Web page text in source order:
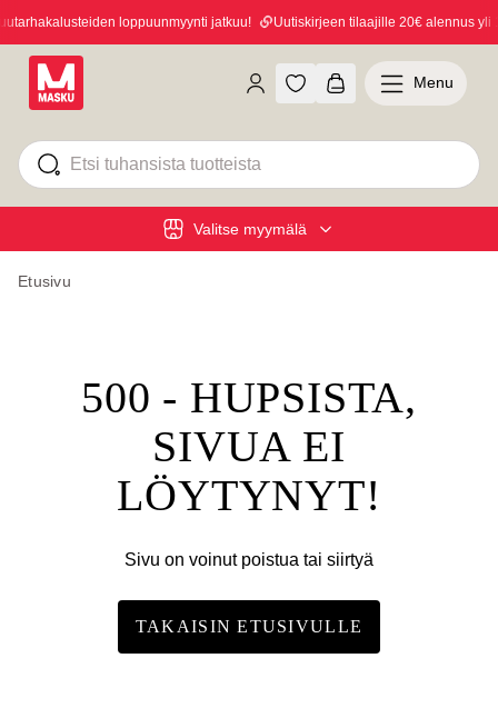
loppuunmyynti jatkuu! Uutiskirjeen tilaajille 20€ alennus yli
Valitse myymälä
Menu
Etusivu
500 - HUPSISTA,
SIVUA EI
LÖYTYNYT!
Sivu on voinut poistua tai siirtyä
TAKAISIN ETUSIVULLE